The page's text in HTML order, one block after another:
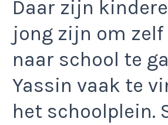
Daar zijn
jong zijn om zelf
naar school te
Yassin vaak te
het schoolplein.